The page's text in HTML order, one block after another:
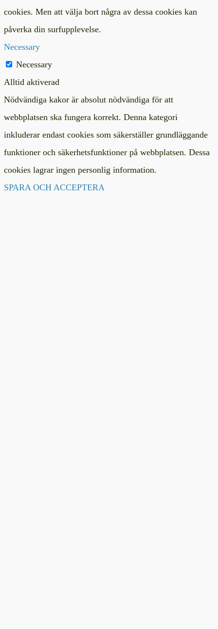
cookies. Men att välja bort några av dessa cookies kan
påverka din surfupplevelse.
Necessary
Necessary
Alltid aktiverad
Nödvändiga kakor är absolut nödvändiga för att
webbplatsen ska fungera korrekt. Denna kategori
inkluderar endast cookies som säkerställer grundläggande
funktioner och säkerhetsfunktioner på webbplatsen. Dessa
cookies lagrar ingen personlig information.
SPARA OCH ACCEPTERA